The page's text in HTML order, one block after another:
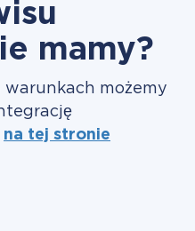
mamy?
warunkach możemy
na tej stronie